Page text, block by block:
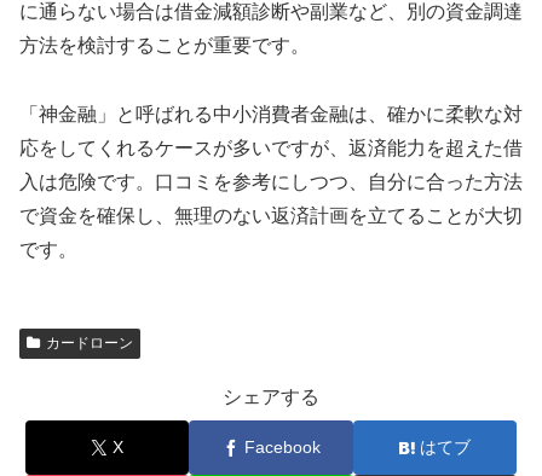
に通らない場合は借金減額診断や副業など、別の資金調達
方法を検討することが重要です。
「神金融」と呼ばれる中小消費者金融は、確かに柔軟な対
応をしてくれるケースが多いですが、返済能力を超えた借
入は危険です。口コミを参考にしつつ、自分に合った方法
で資金を確保し、無理のない返済計画を立てることが大切
です。
カードローン
シェアする
X Facebook はてブ